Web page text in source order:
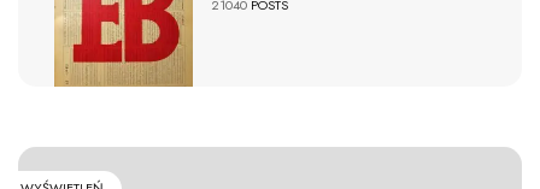
21040 POSTS